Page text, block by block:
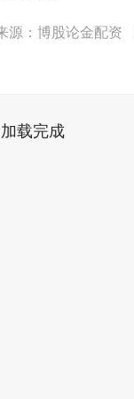
源：博股论金配资
载完成